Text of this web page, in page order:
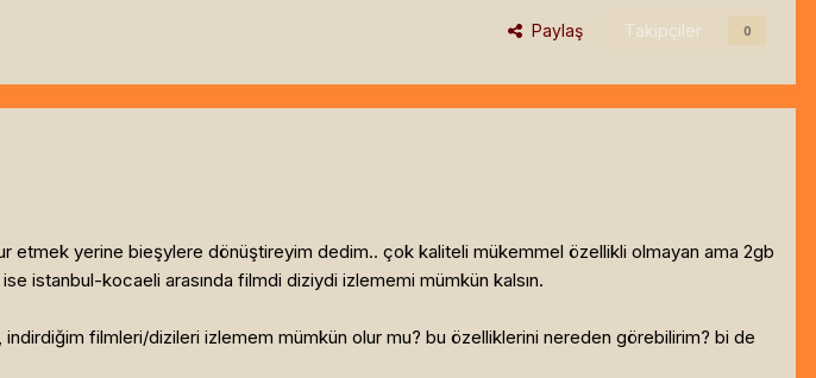
Paylaş Takipçiler 0
etmek yerine bieşylere dönüştireyim dedim.. çok kaliteli mükemmel özellikli olmayan ama 2gb
istanbul-kocaeli arasında filmdi diziydi izlememi mümkün kalsın.
filmleri/dizileri izlemem mümkün olur mu? bu özelliklerini nereden görebilirim? bi de